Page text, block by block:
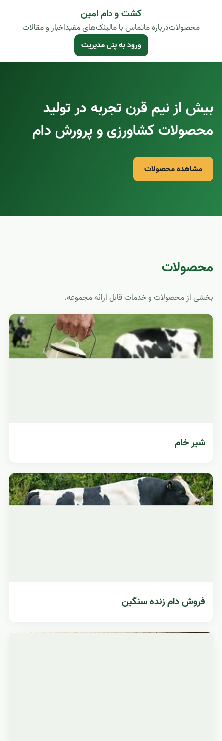
کشت و دام امین
محصولاتدرباره ماتماس با مالینک‌های مفیداخبار و مقالات
ورود به پنل مدیریت
بیش از نیم قرن تجربه در تولید
محصولات کشاورزی و پرورش دام
مشاهده محصولات
محصولات
بخشی از محصولات و خدمات قابل ارائه مجموعه.
شیر خام
فروش دام زنده سنگین